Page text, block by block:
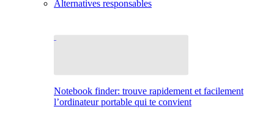
Alternatives responsables
Notebook finder: trouve rapidement et facilement
l’ordinateur portable qui te convient